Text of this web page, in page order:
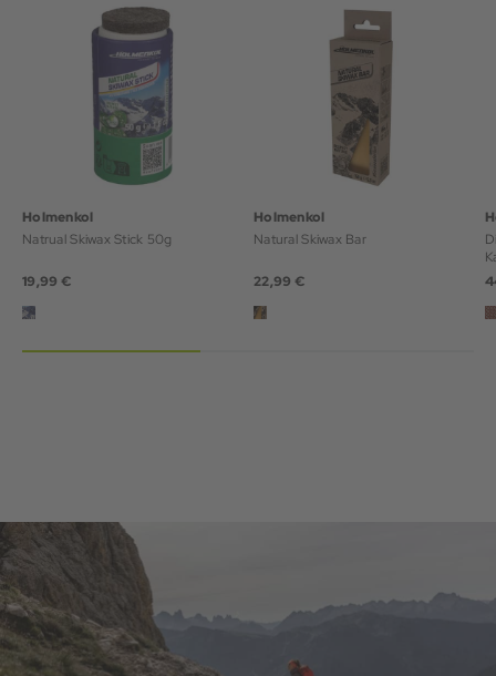
Holmenkol
Natrual Skiwax Stick 50g
19,99 €
Holmenkol
Natural Skiwax Bar
22,99 €